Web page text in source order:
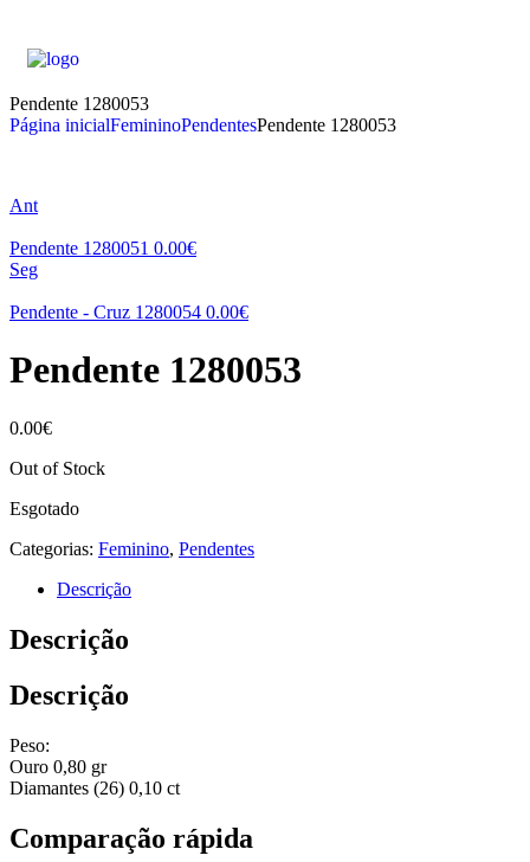
Pendente 1280053
Página inicialFemininoPendentesPendente 1280053
Ant
Pendente 1280051 0.00€
Seg
Pendente - Cruz 1280054 0.00€
Pendente 1280053
0.00€
Out of Stock
Esgotado
Categorias: Feminino, Pendentes
Descrição
Descrição
Descrição
Peso:
Ouro 0,80 gr
Diamantes (26) 0,10 ct
Comparação rápida